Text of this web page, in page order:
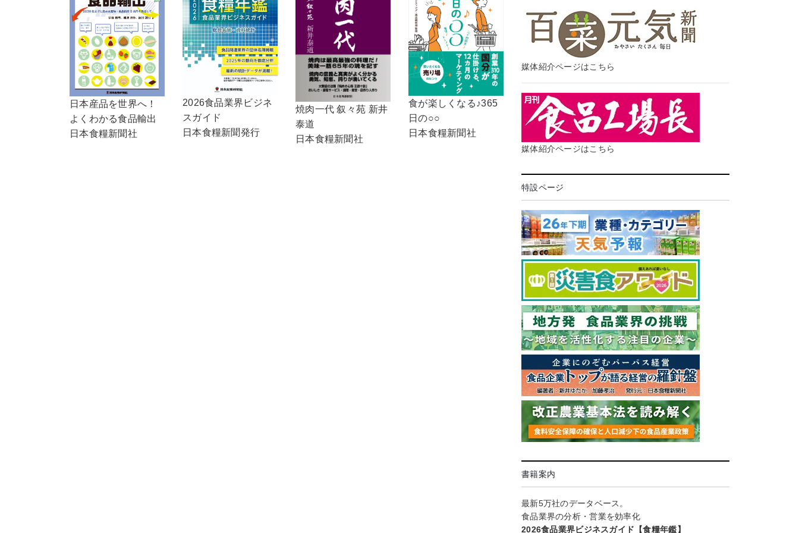
日本産品を世界へ！
よくわかる食品輸出
日本食糧新聞社
2026食品業界ビジネ
スガイド
日本食糧新聞発行
焼肉一代 叙々苑 新井
泰道
日本食糧新聞社
食が楽しくなる♪365
日の○○
日本食糧新聞社
媒体紹介ページはこちら
媒体紹介ページはこちら
特設ページ
書籍案内
最新5万社のデータベース。
食品業界の分析・営業を効率化
2026食品業界ビジネスガイド【食糧年鑑】